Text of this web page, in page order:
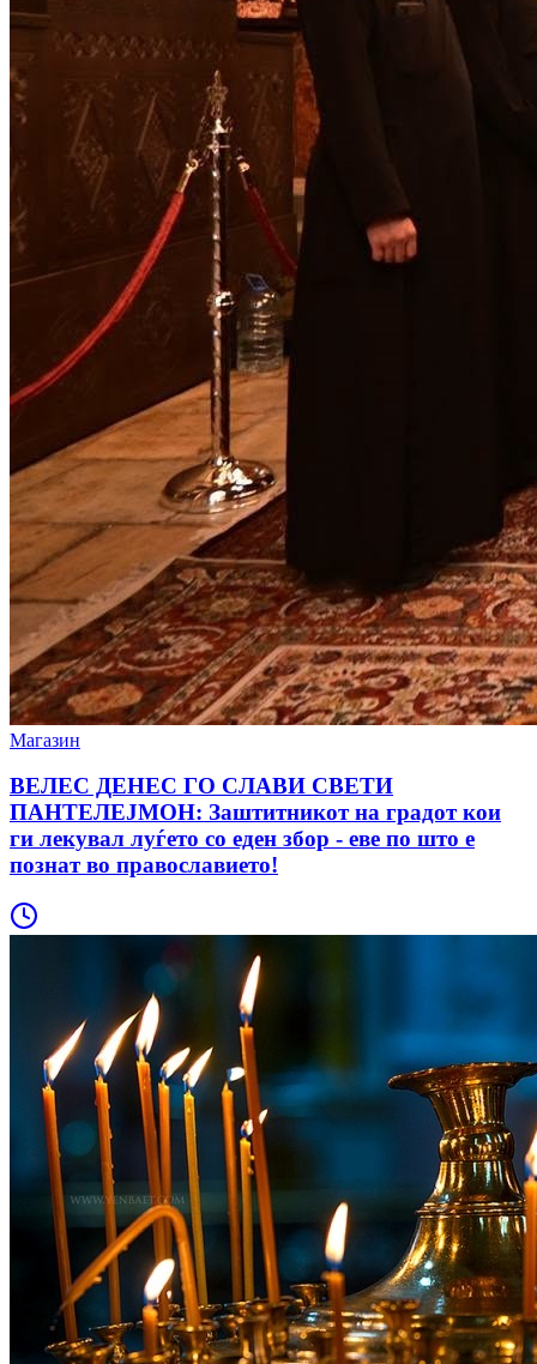
Магазин
ВЕЛЕС ДЕНЕС ГО СЛАВИ СВЕТИ
ПАНТЕЛЕЈМОН: Заштитникот на градот кои
ги лекувал луѓето со еден збор - еве по што е
познат во православието!